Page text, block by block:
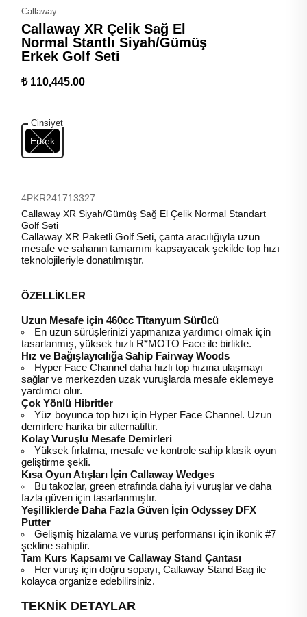
Callaway
Callaway XR Çelik Sağ El
Normal Stantlı Siyah/Gümüş
Erkek Golf Seti
₺ 110,445.00
Cinsiyet
Erkek
4PKR241713327
Callaway XR Siyah/Gümüş Sağ El Çelik Normal Standart
Golf Seti
Callaway XR Paketli Golf Seti, çanta aracılığıyla uzun
mesafe ve sahanın tamamını kapsayacak şekilde top hızı
teknolojileriyle donatılmıştır.
ÖZELLİKLER
Uzun Mesafe için 460cc Titanyum Sürücü
En uzun sürüşlerinizi yapmanıza yardımcı olmak için
tasarlanmış, yüksek hızlı R*MOTO Face ile birlikte.
Hız ve Bağışlayıcılığa Sahip Fairway Woods
Hyper Face Channel daha hızlı top hızına ulaşmayı
sağlar ve merkezden uzak vuruşlarda mesafe eklemeye
yardımcı olur.
Çok Yönlü Hibritler
Yüz boyunca top hızı için Hyper Face Channel. Uzun
demirlere harika bir alternatiftir.
Kolay Vuruşlu Mesafe Demirleri
Yüksek fırlatma, mesafe ve kontrole sahip klasik oyun
geliştirme şekli.
Kısa Oyun Atışları İçin Callaway Wedges
Bu takozlar, green etrafında daha iyi vuruşlar ve daha
fazla güven için tasarlanmıştır.
Yeşilliklerde Daha Fazla Güven İçin Odyssey DFX
Putter
Gelişmiş hizalama ve vuruş performansı için ikonik #7
şekline sahiptir.
Tam Kurs Kapsamı ve Callaway Stand Çantası
Her vuruş için doğru sopayı, Callaway Stand Bag ile
kolayca organize edebilirsiniz.
TEKNİK DETAYLAR